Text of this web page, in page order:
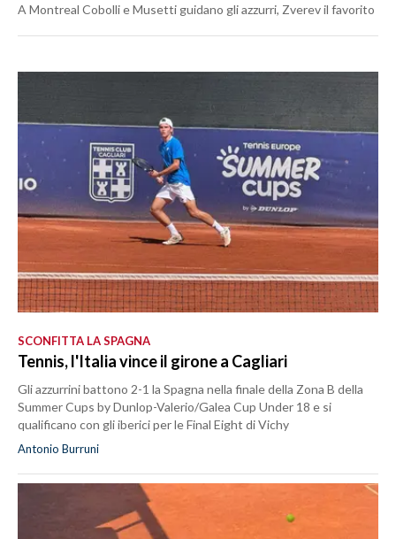
A Montreal Cobolli e Musetti guidano gli azzurri, Zverev il favorito
SCONFITTA LA SPAGNA
Tennis, l'Italia vince il girone a Cagliari
Gli azzurrini battono 2-1 la Spagna nella finale della Zona B della
Summer Cups by Dunlop-Valerio/Galea Cup Under 18 e si
qualificano con gli iberici per le Final Eight di Vichy
Antonio Burruni